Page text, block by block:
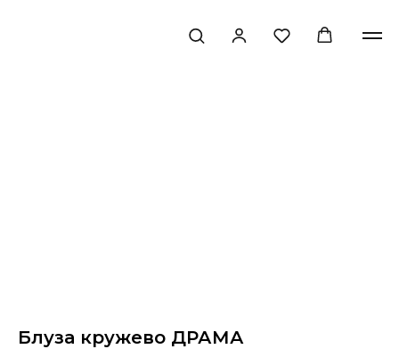
Блуза кружево ДРАМА